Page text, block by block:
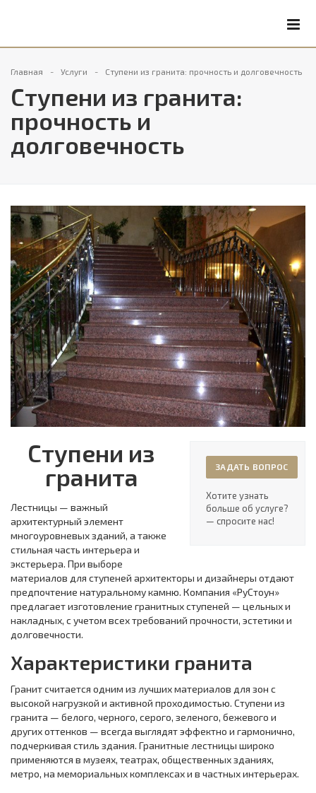
Главная Услуги Ступени из гранита: прочность и долговечность
Ступени из гранита:
прочность и
долговечность
ЗАДАТЬ ВОПРОС
Хотите узнать
больше об услуге?
— спросите нас!
Ступени из
гранита
Лестницы — важный
архитектурный элемент
многоуровневых зданий, а также
стильная часть интерьера и
экстерьера. При выборе
материалов для ступеней архитекторы и дизайнеры отдают
предпочтение натуральному камню. Компания «РуСтоун»
предлагает изготовление гранитных ступеней — цельных и
накладных, с учетом всех требований прочности, эстетики и
долговечности.
Характеристики гранита
Гранит считается одним из лучших материалов для зон с
высокой нагрузкой и активной проходимостью. Ступени из
гранита — белого, черного, серого, зеленого, бежевого и
других оттенков — всегда выглядят эффектно и гармонично,
подчеркивая стиль здания. Гранитные лестницы широко
применяются в музеях, театрах, общественных зданиях,
метро, на мемориальных комплексах и в частных интерьерах.